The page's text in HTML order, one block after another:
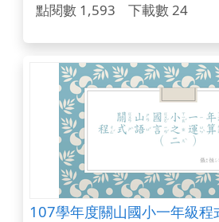
點閱數 1,593 下載數 24